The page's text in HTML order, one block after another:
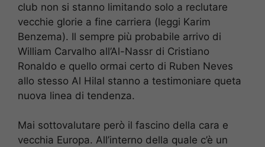
club non si stanno limitando solo a reclutare
vecchie glorie a fine carriera (leggi Karim
Benzema). Il sempre più probabile arrivo di
William Carvalho all’Al-Nassr di Cristiano
Ronaldo e quello ormai certo di Ruben Neves
allo stesso Al Hilal stanno a testimoniare queta
nuova linea di tendenza.
Mai sottovalutare però il fascino della cara e
vecchia Europa. All’interno della quale c’è un